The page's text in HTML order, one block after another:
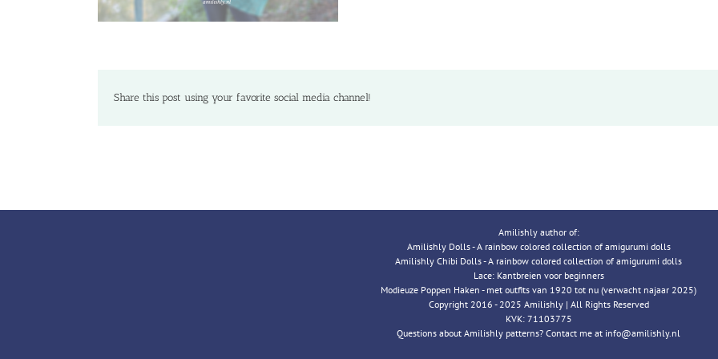
Share this post using your favorite social media channel!
Amilishly author of:
Amilishly Dolls - A rainbow colored collection of amigurumi dolls
Amilishly Chibi Dolls - A rainbow colored collection of amigurumi dolls
Lace: Kantbreien voor beginners
Modieuze Poppen Haken - met outfits van 1920 tot nu (verwacht najaar 2025)
Copyright 2016 - 2025 Amilishly | All Rights Reserved
KVK: 71103775
Questions about Amilishly patterns? Contact me at info@amilishly.nl